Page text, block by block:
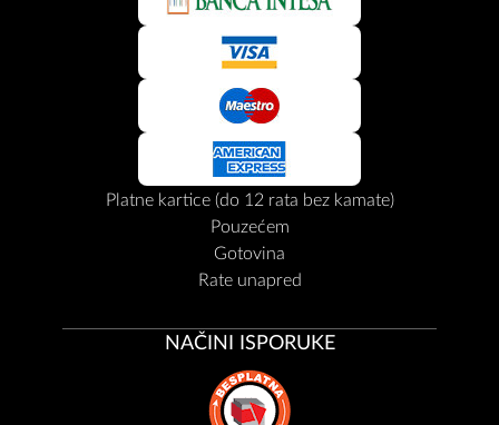
Platne kartice (do 12 rata bez kamate)
Pouzećem
Gotovina
Rate unapred
NAČINI ISPORUKE